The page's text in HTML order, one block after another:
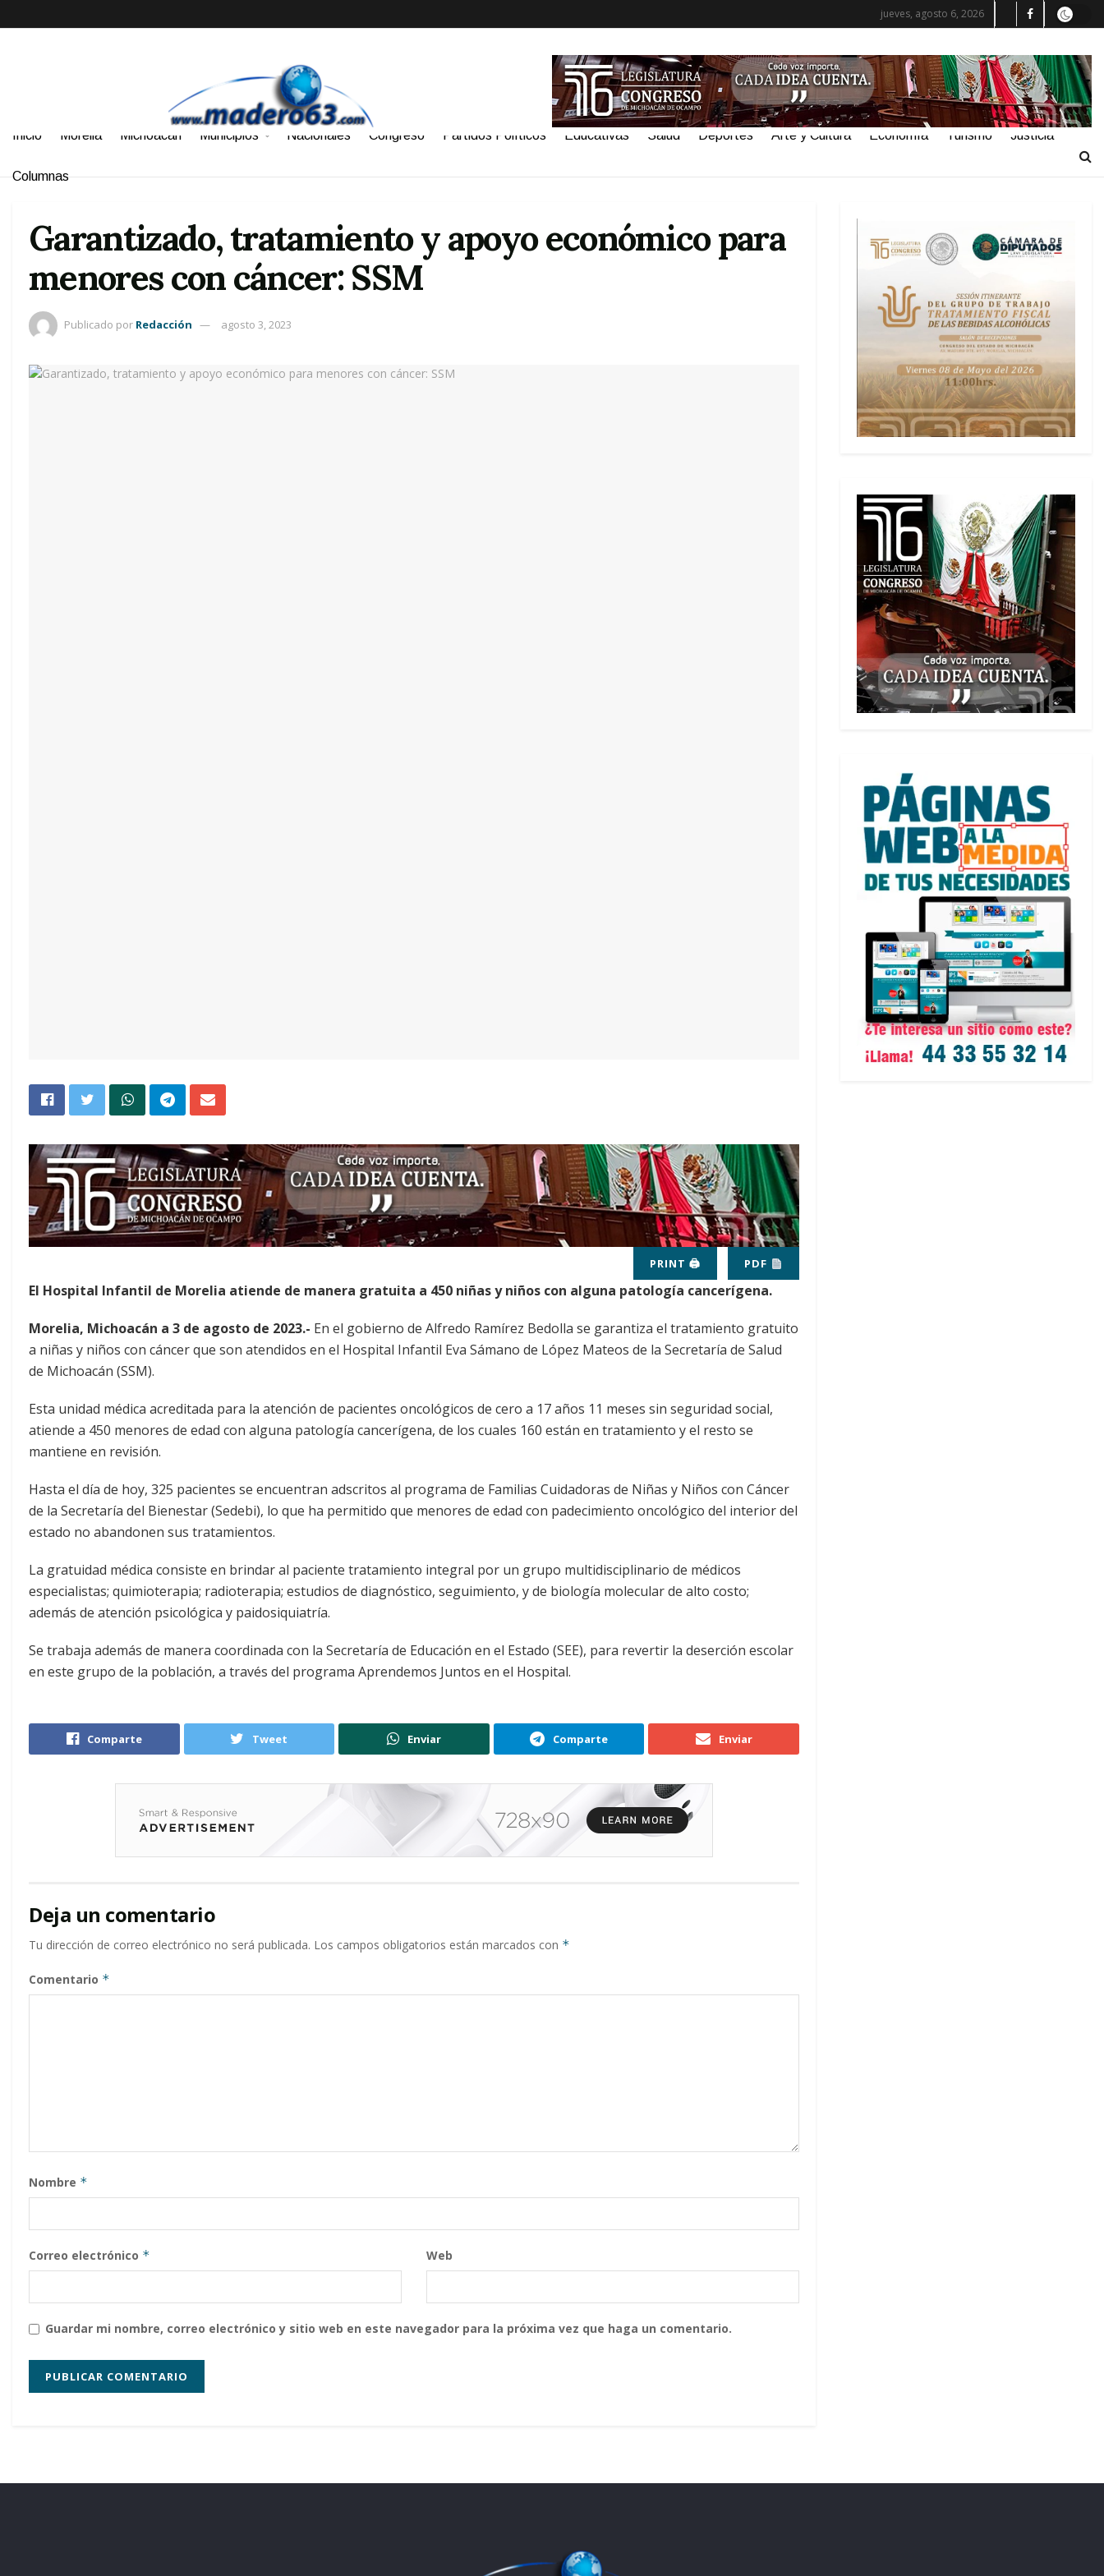
jueves, agosto 6, 2026
Inicio Morelia Michoacán Municipios Nacionales Congreso Partidos Políticos Educativas Salud Deportes Arte y Cultura Economía Turismo Justicia
Columnas
Garantizado, tratamiento y apoyo económico para
menores con cáncer: SSM
Publicado por Redacción agosto 3, 2023
PRINT 🖨 PDF
El Hospital Infantil de Morelia atiende de manera gratuita a 450 niñas y niños con alguna patología cancerígena.
Morelia, Michoacán a 3 de agosto de 2023.- En el gobierno de Alfredo Ramírez Bedolla se garantiza el tratamiento gratuito
a niñas y niños con cáncer que son atendidos en el Hospital Infantil Eva Sámano de López Mateos de la Secretaría de Salud
de Michoacán (SSM).
Esta unidad médica acreditada para la atención de pacientes oncológicos de cero a 17 años 11 meses sin seguridad social,
atiende a 450 menores de edad con alguna patología cancerígena, de los cuales 160 están en tratamiento y el resto se
mantiene en revisión.
Hasta el día de hoy, 325 pacientes se encuentran adscritos al programa de Familias Cuidadoras de Niñas y Niños con Cáncer
de la Secretaría del Bienestar (Sedebi), lo que ha permitido que menores de edad con padecimiento oncológico del interior del
estado no abandonen sus tratamientos.
La gratuidad médica consiste en brindar al paciente tratamiento integral por un grupo multidisciplinario de médicos
especialistas; quimioterapia; radioterapia; estudios de diagnóstico, seguimiento, y de biología molecular de alto costo;
además de atención psicológica y paidosiquiatría.
Se trabaja además de manera coordinada con la Secretaría de Educación en el Estado (SEE), para revertir la deserción escolar
en este grupo de la población, a través del programa Aprendemos Juntos en el Hospital.
Comparte Tweet Enviar Comparte Enviar
Deja un comentario
Tu dirección de correo electrónico no será publicada. Los campos obligatorios están marcados con *
Comentario *
Nombre *
Correo electrónico * Web
Guardar mi nombre, correo electrónico y sitio web en este navegador para la próxima vez que haga un comentario.